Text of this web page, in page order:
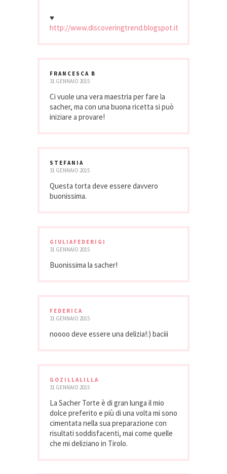
♥
http://www.discoveringtrend.blogspot.it
FRANCESCA B
31 GENNAIO 2015
Ci vuole una vera maestria per fare la
sacher, ma con una buona ricetta si può
iniziare a provare!
STEFANIA
31 GENNAIO 2015
Questa torta deve essere davvero
buonissima.
GIULIAFEDERIGI
31 GENNAIO 2015
Buonissima la sacher!
FEDERICA
31 GENNAIO 2015
noooo deve essere una delizia!:) baciii
GOZILLALILLA
31 GENNAIO 2015
La Sacher Torte è di gran lunga il mio
dolce preferito e più di una volta mi sono
cimentata nella sua preparazione con
risultati soddisfacenti, mai come quelle
che mi deliziano in Tirolo.